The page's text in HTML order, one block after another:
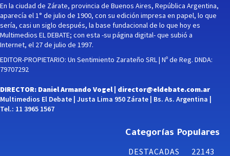
En la ciudad de Zárate, provincia de Buenos Aires, República Argentina,
aparecía el 1° de julio de 1900, con su edición impresa en papel, lo que
sería, casi un siglo después, la base fundacional de lo que hoy es
Multimedios EL DEBATE; con esta -su página digital- que subió a
Internet, el 27 de julio de 1997.
EDITOR-PROPIETARIO: Un Sentimiento Zarateño SRL | Nº de Reg. DNDA:
79707292
DIRECTOR: Daniel Armando Vogel | director@eldebate.com.ar
Multimedios El Debate | Justa Lima 950 Zárate | Bs. As. Argentina |
Tel.: 11 3965 1567
Categorías Populares
DESTACADAS
22143